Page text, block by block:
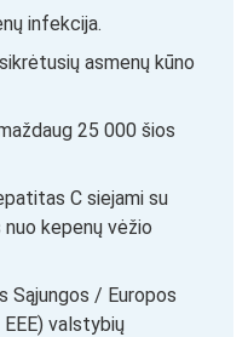
infekcija.
asmenų kūno
25 000 šios
C siejami su
kepenų vėžio
Sąjungos / Europos
valstybių